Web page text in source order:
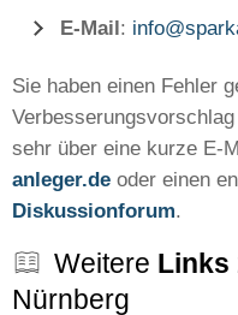
E-Mail:
Sie haben einen Fehler
sehr über eine kurze E-
anleger.de oder einen
Diskussionforum.
Weitere Links
Nürnberg